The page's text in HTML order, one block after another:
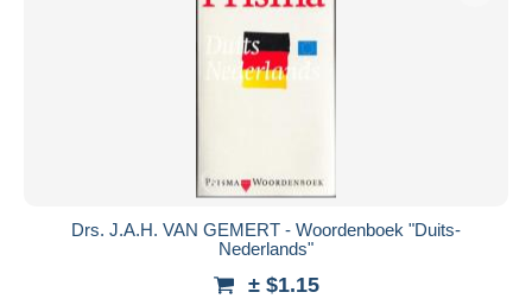
Drs. J.A.H. VAN GEMERT - Woordenboek "Duits-
Nederlands"
± $1.15